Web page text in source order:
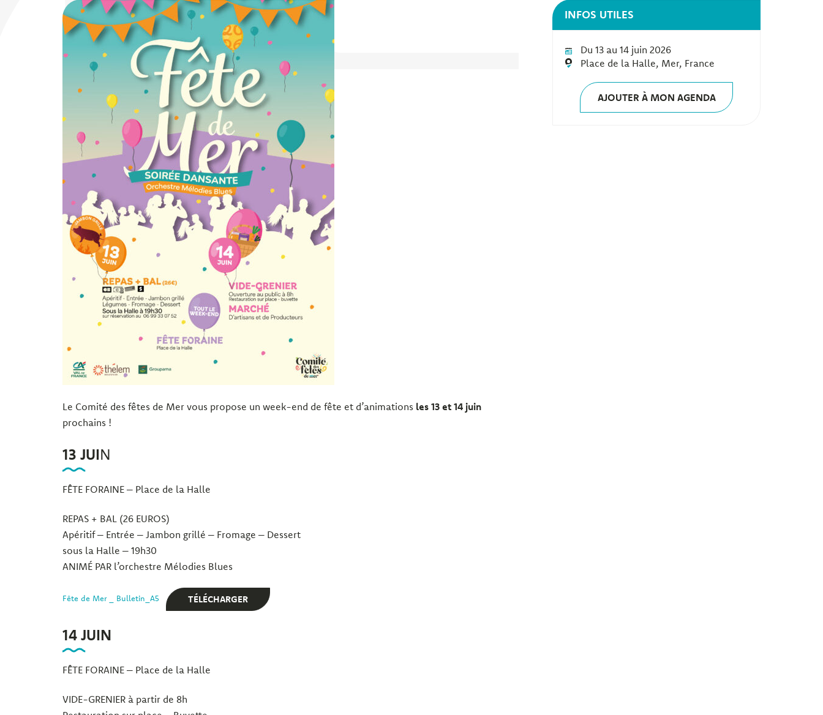
Le Comité des fêtes de Mer vous propose un week-end de fête et d’animations les 13 et 14 juin
prochains !
13 JUIN
FÊTE FORAINE – Place de la Halle
REPAS + BAL (26 EUROS)
Apéritif – Entrée – Jambon grillé – Fromage – Dessert
sous la Halle – 19h30
ANIMÉ PAR l’orchestre Mélodies Blues
Fête de Mer _ Bulletin_A5 TÉLÉCHARGER
14 JUIN
FÊTE FORAINE – Place de la Halle
VIDE-GRENIER à partir de 8h
INFOS UTILES
Du 13 au 14 juin 2026
Place de la Halle, Mer, France
AJOUTER À MON AGENDA